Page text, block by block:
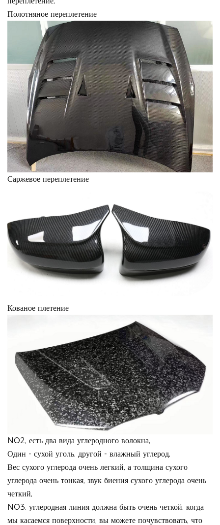
Полотняное переплетение
Саржевое переплетение
Кованое плетение
NO2, есть два вида углеродного волокна,
Один - сухой уголь, другой - влажный углерод,
Вес сухого углерода очень легкий, а толщина сухого
углерода очень тонкая, звук биения сухого углерода очень
четкий,
NO3, углеродная линия должна быть очень четкой, когда
мы касаемся поверхности, вы можете почувствовать, что